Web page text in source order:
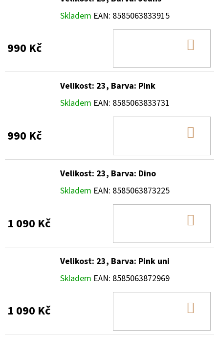
Skladem EAN: 8585063833915
990 Kč
Velikost: 23, Barva: Pink
Skladem EAN: 8585063833731
990 Kč
Velikost: 23, Barva: Dino
Skladem EAN: 8585063873225
1 090 Kč
Velikost: 23, Barva: Pink uni
Skladem EAN: 8585063872969
1 090 Kč